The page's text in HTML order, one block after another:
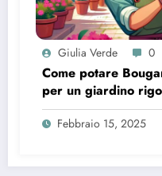
Giulia Verde 0
Come potare
per un giardino
Febbraio 15, 2025